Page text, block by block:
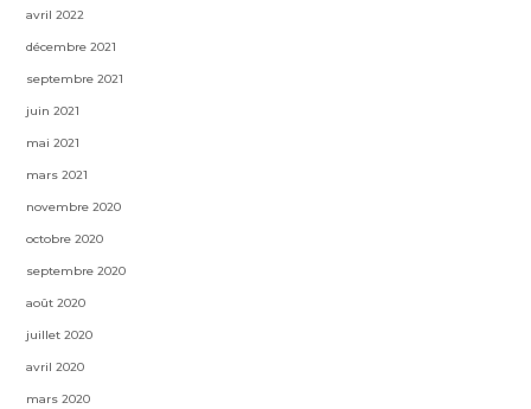
avril 2022
décembre 2021
septembre 2021
juin 2021
mai 2021
mars 2021
novembre 2020
octobre 2020
septembre 2020
août 2020
juillet 2020
avril 2020
mars 2020